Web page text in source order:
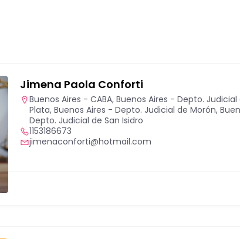
Jimena Paola Conforti
Buenos Aires - CABA, Buenos Aires - Depto. Judicial
Plata, Buenos Aires - Depto. Judicial de Morón,
Depto. Judicial de San Isidro
1153186673
jimenaconforti@hotmail.com